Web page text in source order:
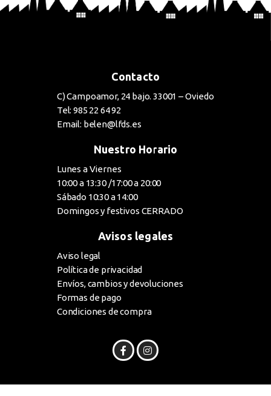
Contacto
C) Campoamor, 24 bajo. 33001 – Oviedo
Tel: 985 22 64 92
Email: belen@lfds.es
Nuestro Horario
Lunes a Viernes
10:00 a 13:30 /17:00 a 20:00
Sábado 10:30 a 14:00
Domingos y festivos CERRADO
Avisos legales
Aviso legal
Política de privacidad
Envíos, cambios y devoluciones
Formas de pago
Condiciones de compra